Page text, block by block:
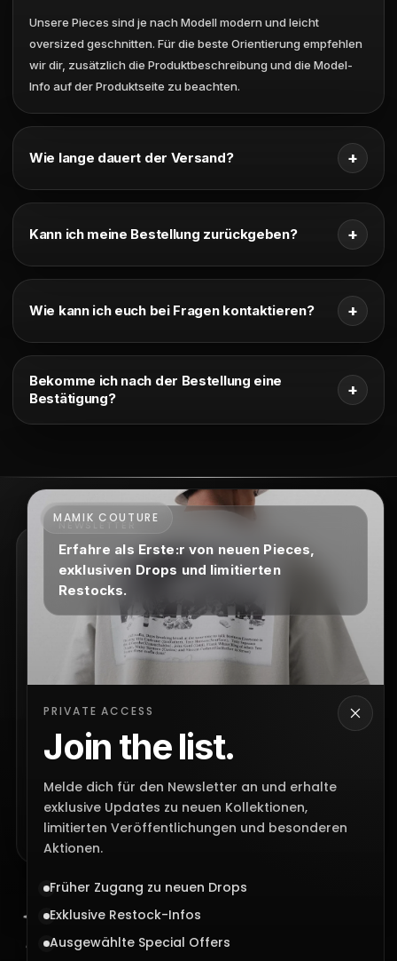
Unsere Pieces sind je nach Modell modern und leicht
oversized geschnitten. Für die beste Orientierung empfehlen
wir dir, zusätzlich die Produktbeschreibung und die Model-
Info auf der Produktseite zu beachten.
Wie lange dauert der Versand? +
Die Versandzeit beträgt in der Regel 2 bis 3 Werktage. Sobald
entsprechenden Versandinformationen.
Kann ich meine Bestellung zurückgeben? +
Ja, du hast ein 14 Tage Rückgaberecht. Wichtig ist, dass die
Ware ungetragen und in einem einwandfreien Zustand bleibt.
Wie kann ich euch bei Fragen kontaktieren? +
Bei Fragen zu deiner Bestellung, zu Produkten oder allgemein
zur Brand kannst du uns jederzeit über die Kontaktseite
erreichen. Wir melden uns schnellstmöglich bei dir zurück.
Bekomme ich nach der Bestellung eine
Bestätigung?
+
zusätzlich die Versandinformationen.
MAMIK COUTURE
NEWSLETTER
Erfahre als Erste:r von neuen Pieces,
exklusiven Drops und limitierten
Restocks.
PRIVATE ACCESS
Join the list.
Melde dich für den Newsletter an und erhalte
exklusive Updates zu neuen Kollektionen,
limitierten Veröffentlichungen und besonderen
Aktionen.
Früher Zugang zu neuen Drops
Exklusive Restock-Infos
Ausgewählte Special Offers
NEWSLETTER
Exklusive Updatesvon
Mamik
Neue Drops, exklusive Releases und besondere
Jetzt anmelden